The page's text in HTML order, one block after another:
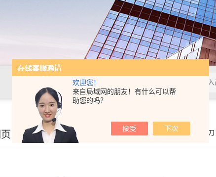
欢迎您！
来自局域网的朋友！有什么可以帮
助您的吗？
你的位置： 产品展示 扭力工具> 扭力螺丝刀